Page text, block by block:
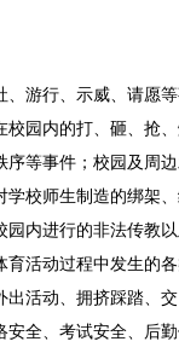
、游行、示威、请愿
校园内的打、砸、抢
序等事件；校园及周
校师生制造的绑架、
内进行的非法传教以
育活动过程中发生的
出活动、拥挤踩踏、交
安全、考试安全、后